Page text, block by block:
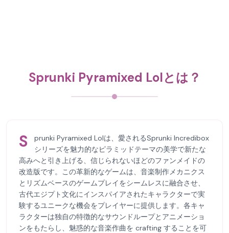
Sprunki Pyramixed Lolとは？
S
prunki Pyramixed Lolは、愛されるSprunki Incredibox
シリーズを魅力的なピラミッドテーマの美学で新たな
高みへと引き上げる、信じられないほどのファンメイドの
改造版です。この革新的なゲームは、音楽制作メカニクス
とリズムベースのゲームプレイをシームレスに融合させ、
古代エジプト文化にインスパイアされたキャラクターで実
験するユニークな機会をプレイヤーに提供します。各キャ
ラクターは独自の特徴的なサウンドループとアニメーショ
ンをもたらし、魅惑的な音楽作曲を crafting することを可